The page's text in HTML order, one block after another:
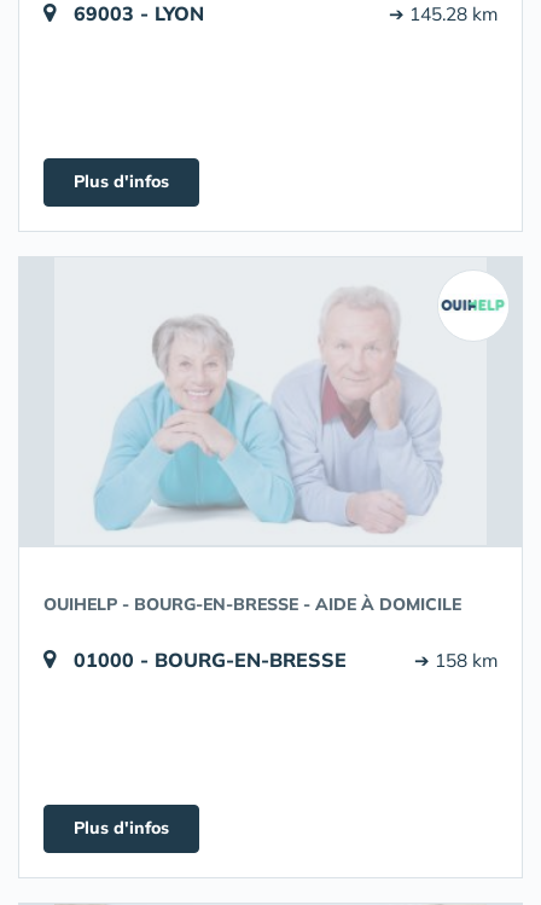
69003 - LYON ➔ 145.28 km
Plus d'infos
OUIHELP - BOURG-EN-BRESSE - AIDE À DOMICILE
01000 - BOURG-EN-BRESSE ➔ 158 km
Plus d'infos